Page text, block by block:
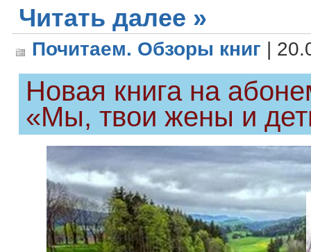
Читать далее »
Почитаем. Обзоры книг |
Новая книга на
«Мы, твои жены и